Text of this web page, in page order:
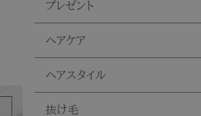
プレゼント
ヘアケア
ヘアスタイル
抜け毛